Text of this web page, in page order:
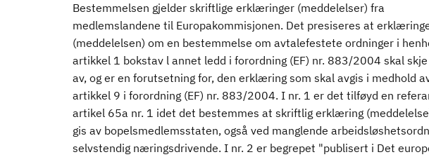
Bestemmelsen gjelder skriftlige erklæringer (meddelelser) fra
medlemslandene til Europakommisjonen. Det presiseres at
(meddelelsen) om en bestemmelse om avtalefestete ordninger i
artikkel 1 bokstav l annet ledd i forordning (EF) nr. 883/2004 skal
av, og er en forutsetning for, den erklæring som skal avgis i medhold
artikkel 9 i forordning (EF) nr. 883/2004. I nr. 1 er det tilføyd en
artikel 65a nr. 1 idet det bestemmes at skriftlig erklæring
gis av bopelsmedlemsstaten, også ved manglende
selvstendig næringsdrivende. I nr. 2 er begrepet "publisert i Det